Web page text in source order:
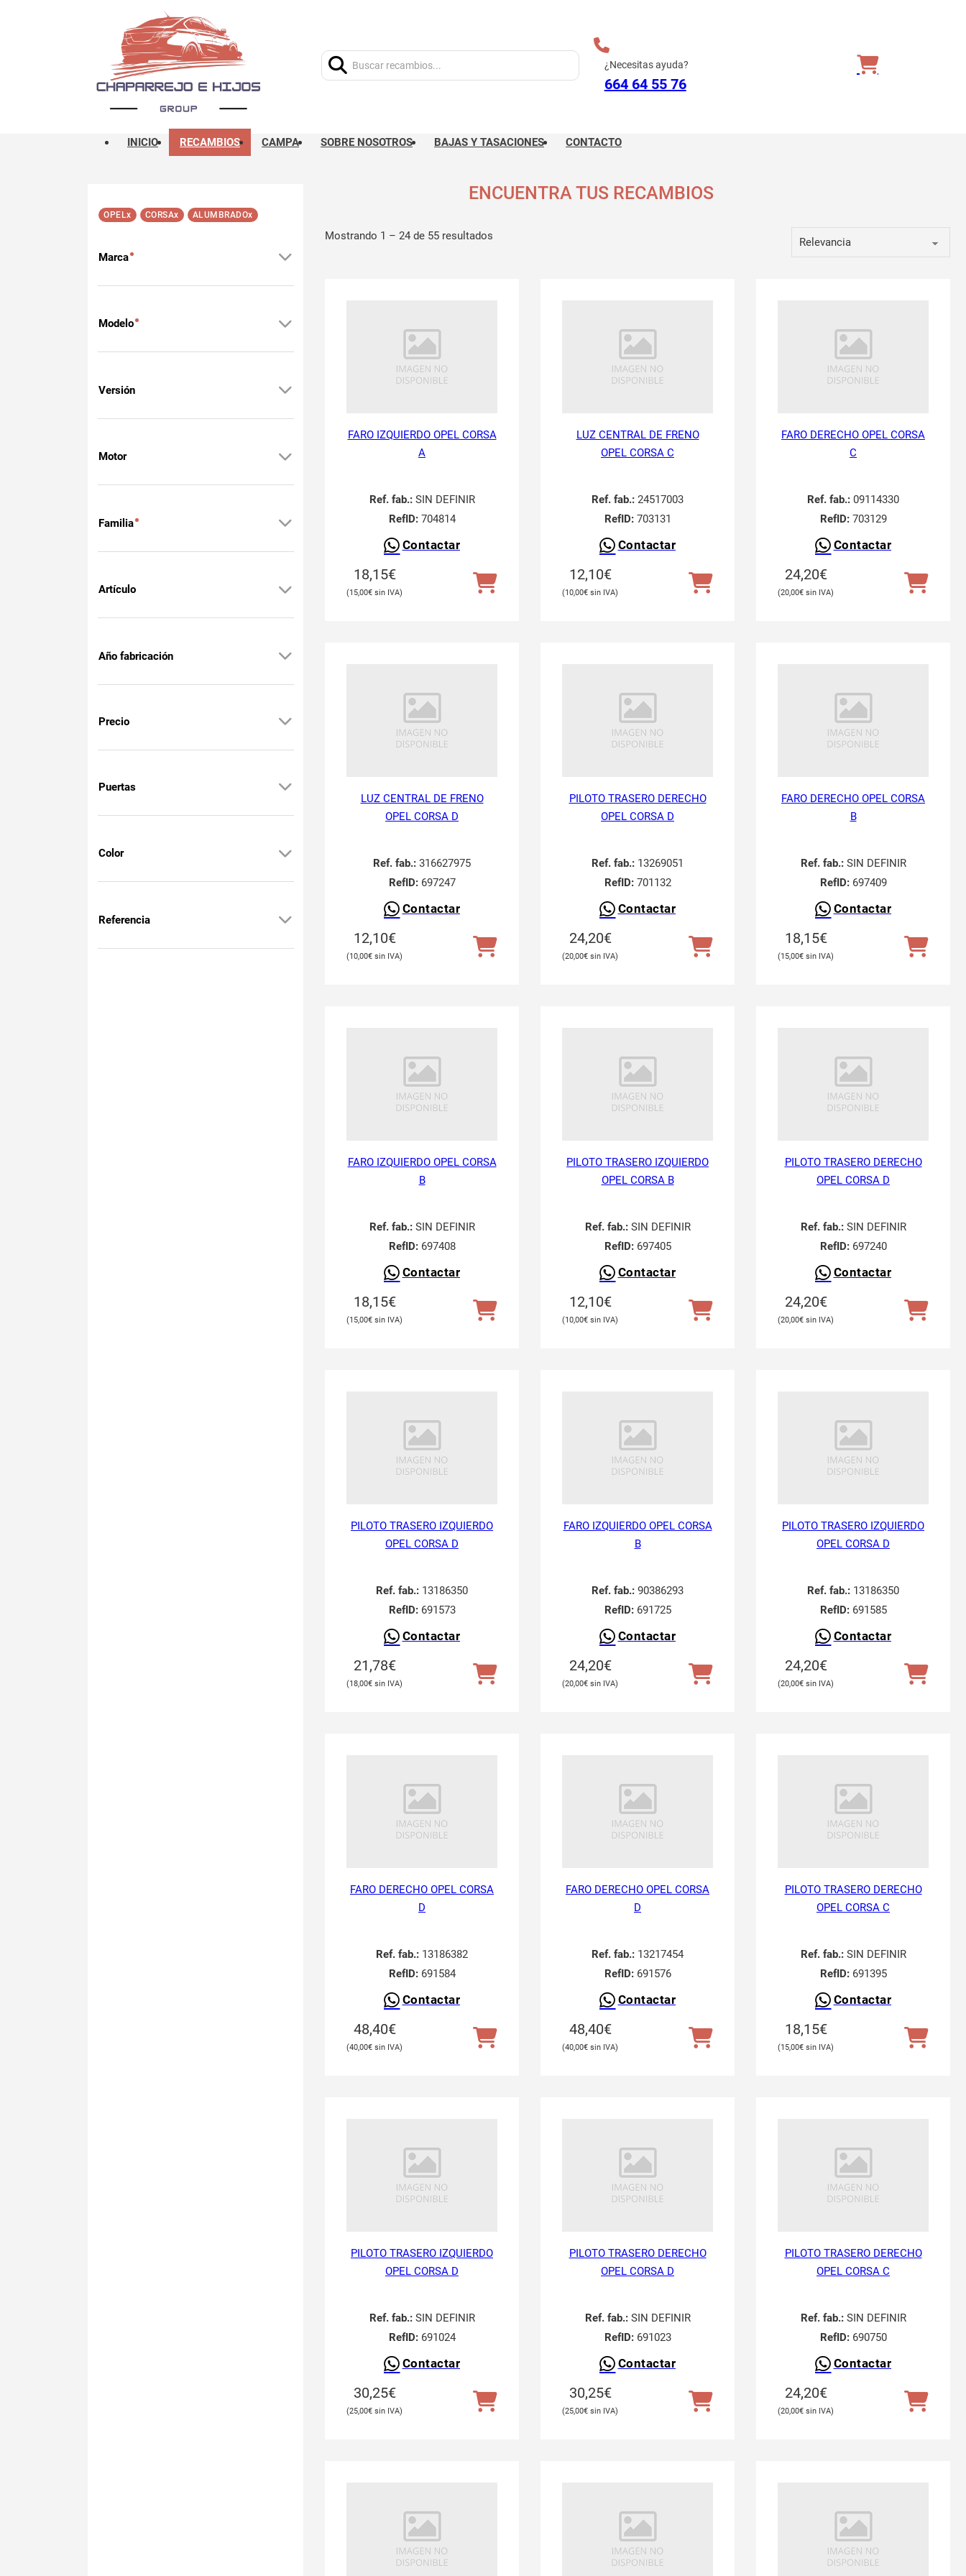
¿Necesitas ayuda?
664 64 55 76
INICIO RECAMBIOS CAMPA SOBRE NOSOTROS BAJAS Y TASACIONES CONTACTO
ENCUENTRA TUS RECAMBIOS
OPELx CORSAx ALUMBRADOx
Marca
Modelo
Versión
Motor
Familia
Artículo
Año fabricación
Precio
Puertas
Color
Referencia
Mostrando 1 – 24 de 55 resultados
FARO IZQUIERDO OPEL CORSA
A
Ref. fab.:SIN DEFINIR
RefID:704814
Contactar
18,15€
15,00€
LUZ CENTRAL DE FRENO
OPEL CORSA C
Ref. fab.: 24517003
RefID:703131
Contactar
12,10€
10,00€
FARO DERECHO OPEL CORSA
C
Ref. fab.: 09114330
RefID:703129
Contactar
24,20€
20,00€
LUZ CENTRAL DE FRENO
OPEL CORSA D
Ref. fab.: 316627975
RefID:697247
Contactar
12,10€
10,00€
PILOTO TRASERO DERECHO
OPEL CORSA D
Ref. fab.: 13269051
RefID:701132
Contactar
24,20€
20,00€
FARO DERECHO OPEL CORSA
B
Ref. fab.:SIN DEFINIR
RefID:697409
Contactar
18,15€
15,00€
FARO IZQUIERDO OPEL CORSA
B
Ref. fab.:SIN DEFINIR
RefID:697408
Contactar
18,15€
15,00€
PILOTO TRASERO IZQUIERDO
OPEL CORSA B
Ref. fab.:SIN DEFINIR
RefID:697405
Contactar
12,10€
10,00€
PILOTO TRASERO DERECHO
OPEL CORSA D
Ref. fab.:SIN DEFINIR
RefID:697240
Contactar
24,20€
20,00€
PILOTO TRASERO IZQUIERDO
OPEL CORSA D
Ref. fab.: 13186350
RefID:691573
Contactar
21,78€
18,00€
FARO IZQUIERDO OPEL CORSA
B
Ref. fab.: 90386293
RefID:691725
Contactar
24,20€
20,00€
PILOTO TRASERO IZQUIERDO
OPEL CORSA D
Ref. fab.: 13186350
RefID:691585
Contactar
24,20€
20,00€
FARO DERECHO OPEL CORSA
D
Ref. fab.: 13186382
RefID:691584
Contactar
48,40€
40,00€
FARO DERECHO OPEL CORSA
D
Ref. fab.: 13217454
RefID:691576
Contactar
48,40€
40,00€
PILOTO TRASERO DERECHO
OPEL CORSA C
Ref. fab.:SIN DEFINIR
RefID:691395
Contactar
18,15€
15,00€
PILOTO TRASERO IZQUIERDO
OPEL CORSA D
Ref. fab.:SIN DEFINIR
RefID:691024
Contactar
30,25€
25,00€
PILOTO TRASERO DERECHO
OPEL CORSA D
Ref. fab.:SIN DEFINIR
RefID:691023
Contactar
30,25€
25,00€
PILOTO TRASERO DERECHO
OPEL CORSA C
Ref. fab.:SIN DEFINIR
RefID:690750
Contactar
24,20€
20,00€